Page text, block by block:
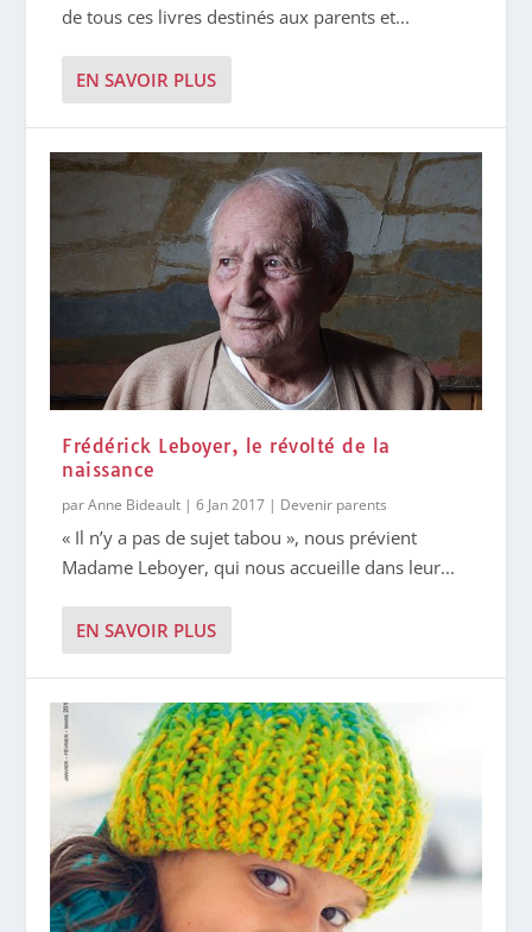
de tous ces livres destinés aux parents et...
EN SAVOIR PLUS
Frédérick Leboyer, le révolté de la
naissance
parAnne Bideault |6 Jan 2017 | Devenir parents
« Il n’y a pas de sujet tabou », nous prévient
Madame Leboyer, qui nous accueille dans leur...
EN SAVOIR PLUS